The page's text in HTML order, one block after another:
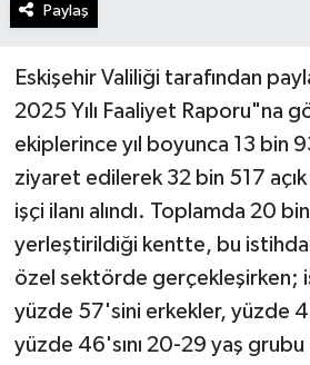
Paylaş
Eskişehir Valiliği tarafından
2025 Yılı Faaliyet Raporu"na
ekiplerince yıl boyunca 13 bin
ziyaret edilerek 32 bin 517 açık
işçi ilanı alındı. Toplamda 20
yerleştirildiği kentte, bu
özel sektörde gerçekleşirken;
yüzde 57'sini erkekler, yüzde
yüzde 46'sını 20-29 yaş
Yaşam
Yurttan